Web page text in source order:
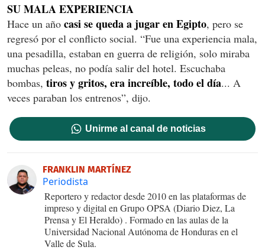
SU MALA EXPERIENCIA
Hace un año casi se queda a jugar en Egipto, pero se
regresó por el conflicto social. “Fue una experiencia mala,
una pesadilla, estaban en guerra de religión, solo miraba
muchas peleas, no podía salir del hotel. Escuchaba
bombas, tiros y gritos, era increíble, todo el día... A
veces paraban los entrenos”, dijo.
Unirme al canal de noticias
FRANKLIN MARTÍNEZ
Periodista
Reportero y redactor desde 2010 en las plataformas de
impreso y digital en Grupo OPSA (Diario Diez, La
Prensa y El Heraldo) . Formado en las aulas de la
Universidad Nacional Autónoma de Honduras en el
Valle de Sula.